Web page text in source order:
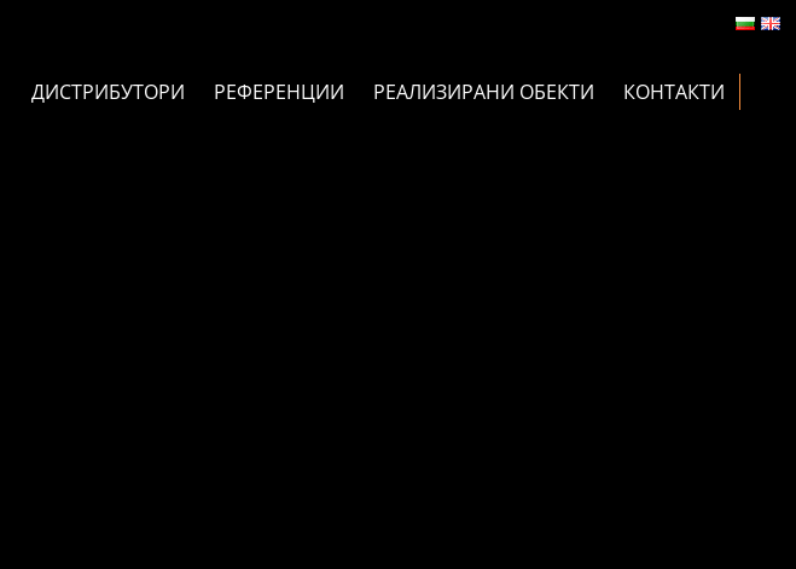
ДИСТРИБУТОРИ РЕФЕРЕНЦИИ РЕАЛИЗИРАНИ ОБЕКТИ КОНТАКТИ